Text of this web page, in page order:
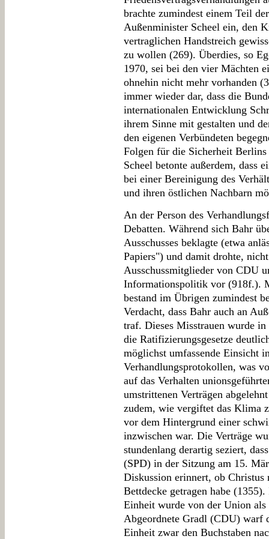
brachte zumindest einem Teil
Außenminister Scheel ein, den
vertraglichen Handstreich
zu wollen (269). Überdies, so
1970, sei bei den vier Mächten
ohnehin nicht mehr vorhanden
immer wieder dar, dass die
internationalen Entwicklung
ihrem Sinne mit gestalten und
den eigenen Verbündeten
Folgen für die Sicherheit
Scheel betonte außerdem, dass
bei einer Bereinigung des
und ihren östlichen Nachbarn
An der Person des
Debatten. Während sich Bahr
Ausschusses beklagte (etwa
Papiers") und damit drohte,
Ausschussmitglieder von CDU
Informationspolitik vor (918f.).
bestand im Übrigen zumindest
Verdacht, dass Bahr auch an
traf. Dieses Misstrauen wurde in
die Ratifizierungsgesetze
möglichst umfassende Einsicht
Verhandlungsprotokollen, was
auf das Verhalten
umstrittenen Verträgen
zudem, wie vergiftet das Klima
vor dem Hintergrund einer
inzwischen war. Die Verträge
stundenlang derartig seziert,
(SPD) in der Sitzung am 15.
Diskussion erinnert, ob Christus
Bettdecke getragen habe
Einheit wurde von der Union als
Abgeordnete Gradl (CDU) warf
Einheit zwar den Buchstaben